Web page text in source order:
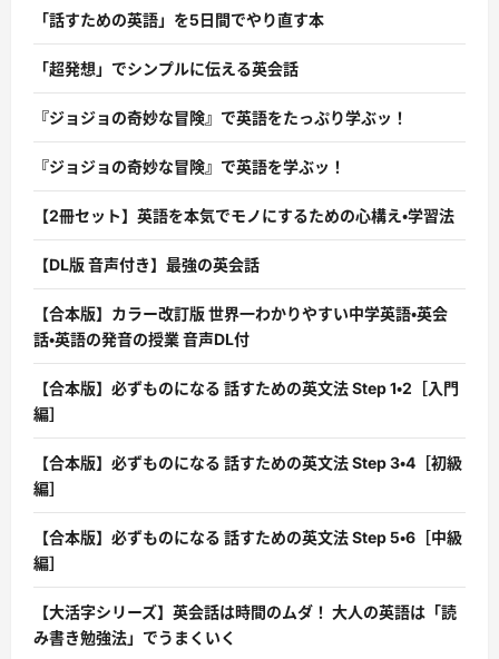
「話すための英語」を5日間でやり直す本
「超発想」でシンプルに伝える英会話
『ジョジョの奇妙な冒険』で英語をたっぷり学ぶッ！
『ジョジョの奇妙な冒険』で英語を学ぶッ！
【2冊セット】英語を本気でモノにするための心構え・学習法
【DL版 音声付き】最強の英会話
【合本版】カラー改訂版 世界一わかりやすい中学英語・英会
話・英語の発音の授業 音声DL付
【合本版】必ずものになる 話すための英文法 Step 1・2［入門
編］
【合本版】必ずものになる 話すための英文法 Step 3・4［初級
編］
【合本版】必ずものになる 話すための英文法 Step 5・6［中級
編］
【大活字シリーズ】英会話は時間のムダ！ 大人の英語は「読
み書き勉強法」でうまくいく